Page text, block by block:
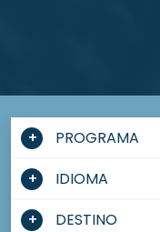
PROGRAMA
IDIOMA
DESTINO